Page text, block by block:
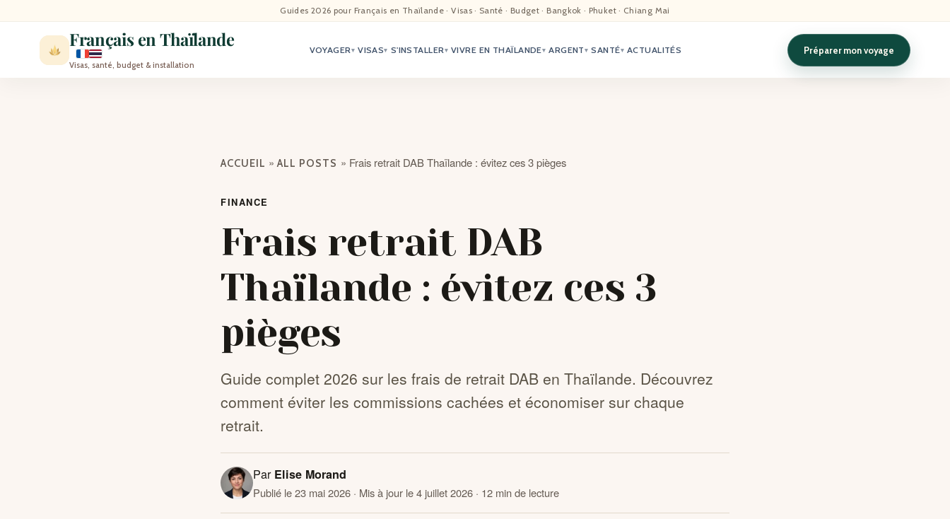
Guides 2026 pour Français en Thaïlande · Visas · Santé · Budget · Bangkok · Phuket · Chiang Mai
Français en Thaïlande
Visas, santé, budget & installation
VOYAGER▾ VISAS▾ S'INSTALLER▾ VIVRE EN THAÏLANDE▾ ARGENT ▾ SANTÉ▾ ACTUALITÉS Préparer mon voyage
ACCUEIL
ACTUALITÉ
CONTACTS
ACCUEIL »ALL POSTS » Frais retrait DAB Thaïlande : évitez ces 3 pièges
FINANCE
Frais retrait DAB
Thaïlande : évitez ces 3
pièges
Guide complet 2026 sur les frais de retrait DAB en Thaïlande. Découvrez
comment éviter les commissions cachées et économiser sur chaque
retrait.
Par Elise Morand
Publié le 23 mai 2026 · Mis à jour le 4 juillet 2026 · 12 min de lecture